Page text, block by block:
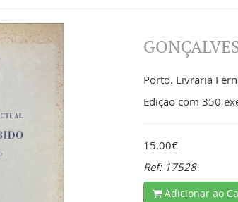
Porto. Livraria
Edição com 350
15.00€
Ref: 17528
Adicionar ao